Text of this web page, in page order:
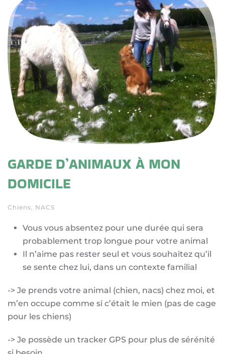
GARDE D’ANIMAUX À MON
DOMICILE
Chiens, NACS
Vous vous absentez pour une durée qui sera
probablement trop longue pour votre animal
Il n’aime pas rester seul et vous souhaitez qu’il
se sente chez lui, dans un contexte familial
-> Je prends votre animal (chien, nacs) chez moi, et
m’en occupe comme si c’était le mien (pas de cage
pour les chiens)
-> Je possède un tracker GPS pour plus de sérénité